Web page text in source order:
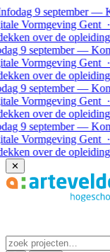
Ga naar inhoud
9 september —
Vormgeving Gent
over de
9 september —
Vormgeving Gent
over de
9 september —
Vormgeving Gent
over de
9 september —
Vormgeving Gent
over de
✕